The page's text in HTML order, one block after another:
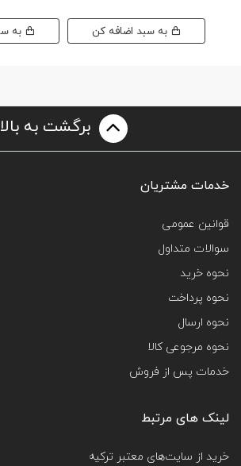
برگشت به بالا
خدمات مشتریان
قوانین عمومی
سوالات متداول
نحوه خرید
نحوه پرداخت
نحوه ارسال
نحوه مرجوعی کالا
خدمات پس از فروش
لینک های مرتبط
خرید از سایت‌های معتبر ترکیه